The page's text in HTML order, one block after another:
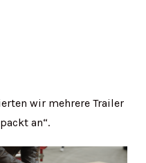
wir mehrere Trailer
an“.